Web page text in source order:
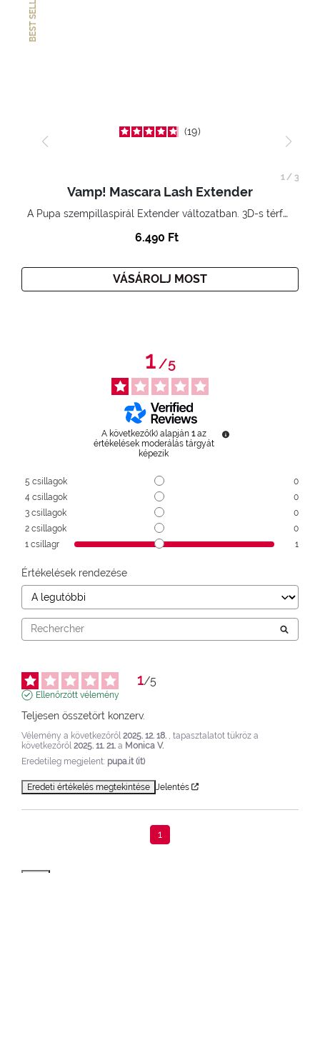
BEST SELLER
19
Vamp! Mascara Lash Extender
A Pupa szempillaspirál Extender változatban. 3D-s térfogatnövelő hatás. Hihetetlenül hosszú és göndör szempillák
6.490 Ft
VÁSÁROLJ MOST
1/ 3
1/5
A következő(k) alapján 1 az
értékelések moderálás tárgyát
képezik
5 csillagok
0
4 csillagok
0
3 csillagok
0
2 csillagok
0
1 csillagr 1
Értékelések rendezése
1/5
Ellenőrzött vélemény
Teljesen összetört konzerv.
Vélemény a következőről 2025. 12. 18. , tapasztalatot tükröz a
következőről 2025. 11. 21. a Monica V.
Eredetileg megjelent: pupa.it (it)
Eredeti értékelés megtekintése Jelentés
1